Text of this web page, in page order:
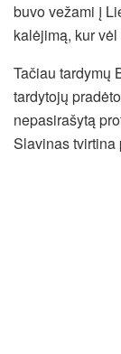
buvo vežami į
kalėjimą, kur
Tačiau tardymų
tardytojų
nepasirašytą
Slavinas tvirtina